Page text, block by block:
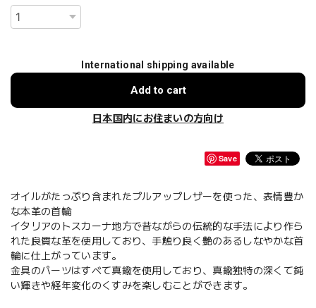
International shipping available
Add to cart
日本国内にお住まいの方向け
Save
オイルがたっぷり含まれたプルアップレザーを使った、表情豊か
な本革の首輪
イタリアのトスカーナ地方で昔ながらの伝統的な手法により作ら
れた良質な革を使用しており、手触り良く艶のあるしなやかな首
輪に仕上がっています。
金具のパーツはすべて真鍮を使用しており、真鍮独特の深くて鈍
い輝きや経年変化のくすみを楽しむことができます。